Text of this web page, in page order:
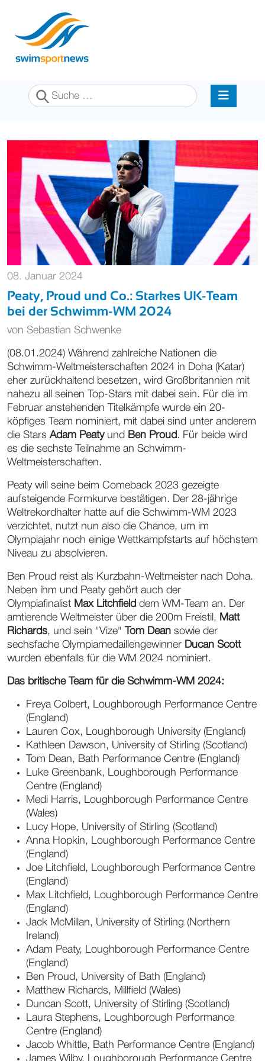
Suchen
08. Januar 2024
Peaty, Proud und Co.: Starkes UK-Team
bei der Schwimm-WM 2024
von Sebastian Schwenke
(08.01.2024) Während zahlreiche Nationen die
Schwimm-Weltmeisterschaften 2024 in Doha (Katar)
eher zurückhaltend besetzen, wird Großbritannien mit
nahezu all seinen Top-Stars mit dabei sein. Für die im
Februar anstehenden Titelkämpfe wurde ein 20-
köpfiges Team nominiert, mit dabei sind unter anderem
die Stars Adam Peatyund Ben Proud. Für beide wird
es die sechste Teilnahme an Schwimm-
Weltmeisterschaften.
Peaty will seine beim Comeback 2023 gezeigte
aufsteigende Formkurve bestätigen. Der 28-jährige
Weltrekordhalter hatte auf die Schwimm-WM 2023
verzichtet, nutzt nun also die Chance, um im
Olympiajahr noch einige Wettkampfstarts auf höchstem
Niveau zu absolvieren.
Ben Proud reist als Kurzbahn-Weltmeister nach Doha.
Neben ihm und Peaty gehört auch der
Olympiafinalist Max Litchfield dem WM-Team an. Der
amtierende Weltmeister über die 200m Freistil, Matt
Richards, und sein "Vize" Tom Dean sowie der
sechsfache Olympiamedaillengewinner Ducan Scott
wurden ebenfalls für die WM 2024 nominiert.
Das britische Team für die Schwimm-WM 2024:
Freya Colbert, Loughborough Performance Centre
(England)
Lauren Cox, Loughborough University (England)
Kathleen Dawson, University of Stirling (Scotland)
Tom Dean, Bath Performance Centre (England)
Luke Greenbank, Loughborough Performance
Centre (England)
Medi Harris, Loughborough Performance Centre
(Wales)
Lucy Hope, University of Stirling (Scotland)
Anna Hopkin, Loughborough Performance Centre
(England)
Joe Litchfield, Loughborough Performance Centre
(England)
Max Litchfield, Loughborough Performance Centre
(England)
Jack McMillan, University of Stirling (Northern
Ireland)
Adam Peaty, Loughborough Performance Centre
(England)
Ben Proud, University of Bath (England)
Matthew Richards, Millfield (Wales)
Duncan Scott, University of Stirling (Scotland)
Laura Stephens, Loughborough Performance
Centre (England)
Jacob Whittle, Bath Performance Centre (England)
James Wilby, Loughborough Performance Centre